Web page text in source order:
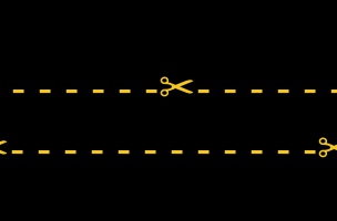
- - - - - -✂- - - -
- - - - - - - - - - -